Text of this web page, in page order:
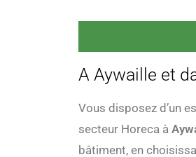
A Aywaille et
Vous disposez d’un
secteur Horeca à
bâtiment, en